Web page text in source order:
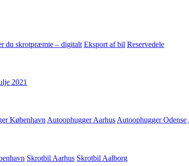
du skrotpræmie – digitalt Eksport af bil Reservedele
2021
København Autoophugger Aarhus Autoophugger Odense
Skrotbil Aarhus Skrotbil Aalborg